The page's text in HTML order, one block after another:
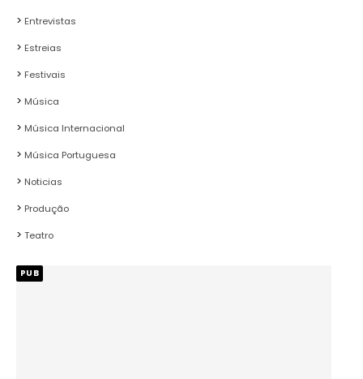
Entrevistas
Estreias
Festivais
Música
Música Internacional
Música Portuguesa
Noticias
Produção
Teatro
PUB